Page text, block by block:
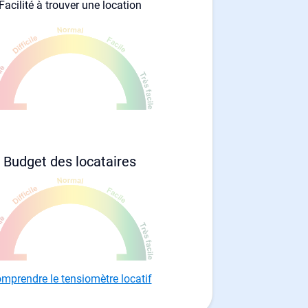
à trouver une location
Budget des locataires
le tensiomètre locatif